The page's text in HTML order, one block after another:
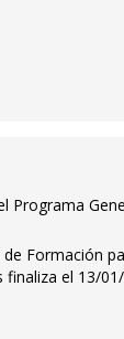
Programa
Formación
finaliza el 13/